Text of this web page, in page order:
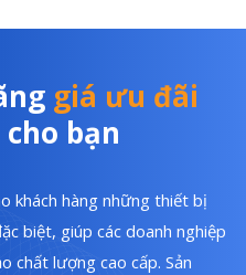
giá ưu đãi
cho bạn
khách hàng những thiết bị
biệt, giúp các doanh nghiệp
chất lượng cao cấp. Sản